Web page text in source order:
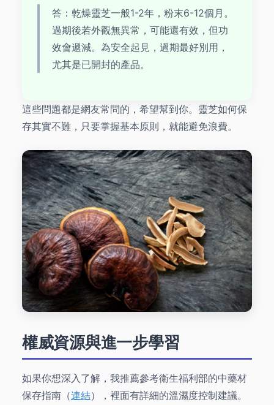
答：乾燥靈芝一般1-2年，粉末6-12個月。
過期後若外觀無異常，可能還有效，但功
效會遞減。為安全起見，過期最好別用，
尤其是已開封的產品。
這些問題都是網友常問的，希望幫到你。靈芝如何保
存其實不難，只要掌握基本原則，就能避免浪費。
權威資源與進一步學習
如果你想深入了解，我推薦參考衛生福利部的中藥材
保存指南（連結），裡面有詳細的溫濕度控制建議。